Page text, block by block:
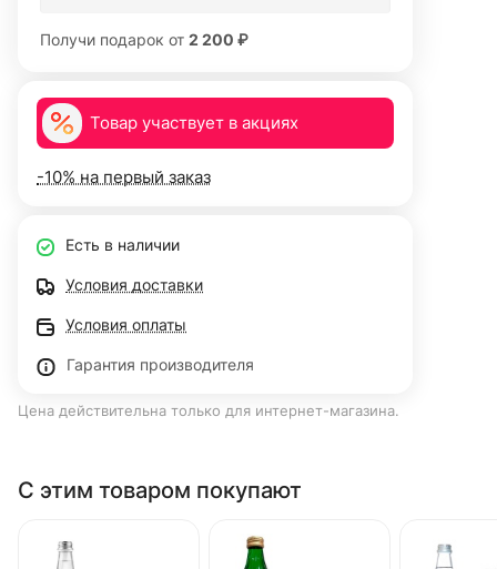
Получи подарок от 2 200 ₽
Товар участвует в акциях
-10% на первый заказ
Есть в наличии
Условия доставки
Условия оплаты
Гарантия производителя
Цена действительна только для интернет-магазина.
С этим товаром покупают